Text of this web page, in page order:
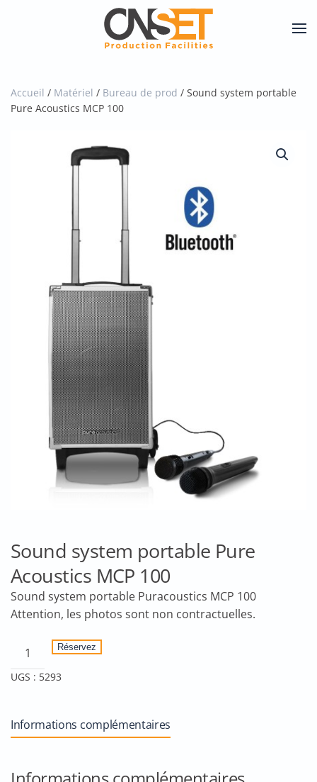
content
Accueil / Matériel / Bureau de prod / Sound system portable
Pure Acoustics MCP 100
Sound system portable Pure
Acoustics MCP 100
Sound system portable Puracoustics MCP 100
quantité
Sound
portable
Pure
MCP
Réservez
UGS : 5293
Informations complémentaires